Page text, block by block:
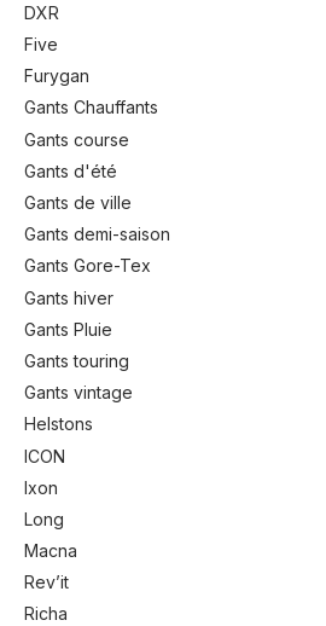
DXR
Five
Furygan
Gants Chauffants
Gants course
Gants d'été
Gants de ville
Gants demi-saison
Gants Gore-Tex
Gants hiver
Gants Pluie
Gants touring
Gants vintage
Helstons
ICON
Ixon
Long
Macna
Rev’it
Richa